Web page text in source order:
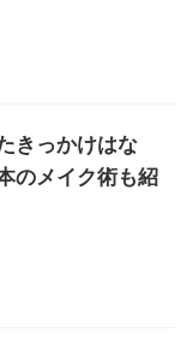
きっかけはな
のメイク術も紹